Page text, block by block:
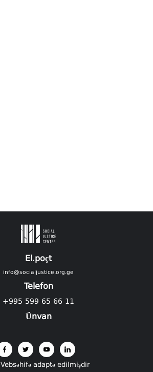
El.poçt
info@socialjustice.org.ge
Telefon
+995 599 65 66 11
Ünvan
Vebsəhifə adaptə edilmişdir